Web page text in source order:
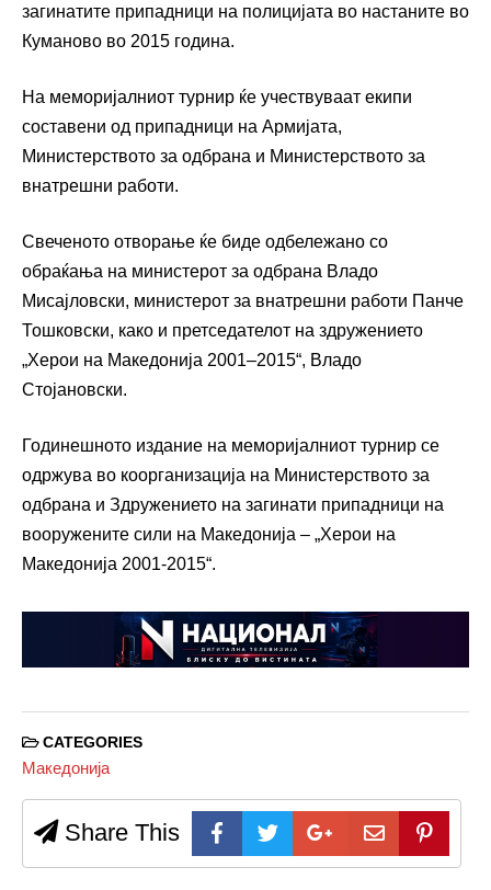
загинатите припадници на полицијата во настаните во
Куманово во 2015 година.
На меморијалниот турнир ќе учествуваат екипи
составени од припадници на Армијата,
Министерството за одбрана и Министерството за
внатрешни работи.
Свеченото отворање ќе биде одбележано со
обраќања на министерот за одбрана Владо
Мисајловски, министерот за внатрешни работи Панче
Тошковски, како и претседателот на здружението
„Херои на Македонија 2001–2015“, Владо
Стојановски.
Годинешното издание на меморијалниот турнир се
одржува во коорганизација на Министерството за
одбрана и Здружението на загинати припадници на
вооружените сили на Македонија – „Херои на
Македонија 2001-2015“.
CATEGORIES
Македонија
Share This